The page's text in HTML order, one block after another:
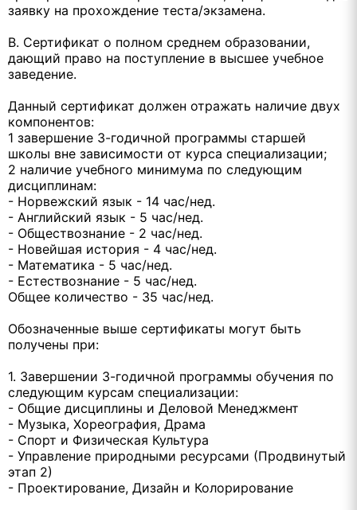
заявку на прохождение теста/экзамена.
В. Сертификат о полном среднем образовании,
дающий право на поступление в высшее учебное
заведение.
Данный сертификат должен отражать наличие двух
компонентов:
1 завершение 3-годичной программы старшей
школы вне зависимости от курса специализации;
2 наличие учебного минимума по следующим
дисциплинам:
- Норвежский язык - 14 час/нед.
- Английский язык - 5 час/нед.
- Обществознание - 2 час/нед.
- Новейшая история - 4 час/нед.
- Математика - 5 час/нед.
- Естествознание - 5 час/нед.
Общее количество - 35 час/нед.
Обозначенные выше сертификаты могут быть
получены при:
1. Завершении 3-годичной программы обучения по
следующим курсам специализации:
- Общие дисциплины и Деловой Менеджмент
- Музыка, Хореография, Драма
- Спорт и Физическая Культура
- Управление природными ресурсами (Продвинутый
этап 2)
- Проектирование, Дизайн и Колорирование